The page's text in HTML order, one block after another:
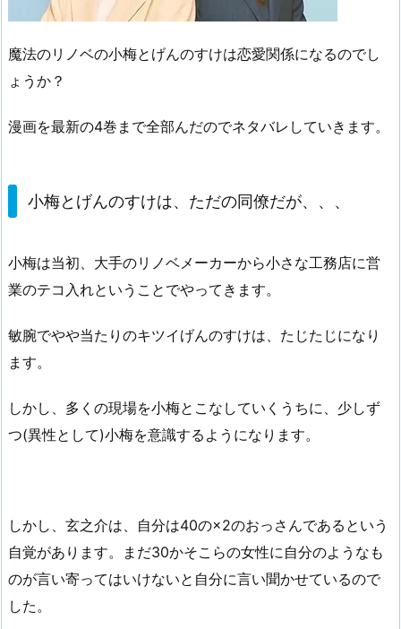
魔法のリノベの小梅とげんのすけは恋愛関係になるのでし
ょうか？
漫画を最新の4巻まで全部んだのでネタバレしていきます。
小梅とげんのすけは、ただの同僚だが、、、
小梅は当初、大手のリノベメーカーから小さな工務店に営
業のテコ入れということでやってきます。
敏腕でやや当たりのキツイげんのすけは、たじたじになり
ます。
しかし、多くの現場を小梅とこなしていくうちに、少しず
つ(異性として)小梅を意識するようになります。
しかし、玄之介は、自分は40の×2のおっさんであるという
自覚があります。まだ30かそこらの女性に自分のようなも
のが言い寄ってはいけないと自分に言い聞かせているので
した。